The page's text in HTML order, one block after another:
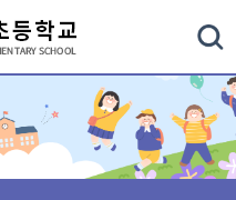
검색
통
합
검